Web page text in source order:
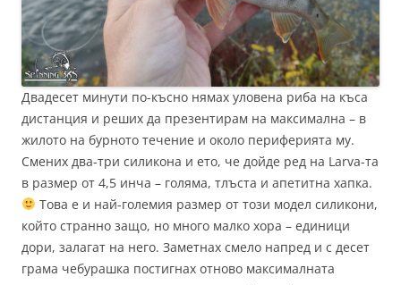
Двадесет минути по-късно нямах уловена риба на къса
дистанция и реших да презентирам на максимална – в
жилото на бурното течение и около периферията му.
Смених два-три силикона и ето, че дойде ред на Larva-та
в размер от 4,5 инча – голяма, тлъста и апетитна хапка.
Това е и най-големия размер от този модел силикони,
който странно защо, но много малко хора – единици
дори, залагат на него. Заметнах смело напред и с десет
грама чебурашка постигнах отново максималната